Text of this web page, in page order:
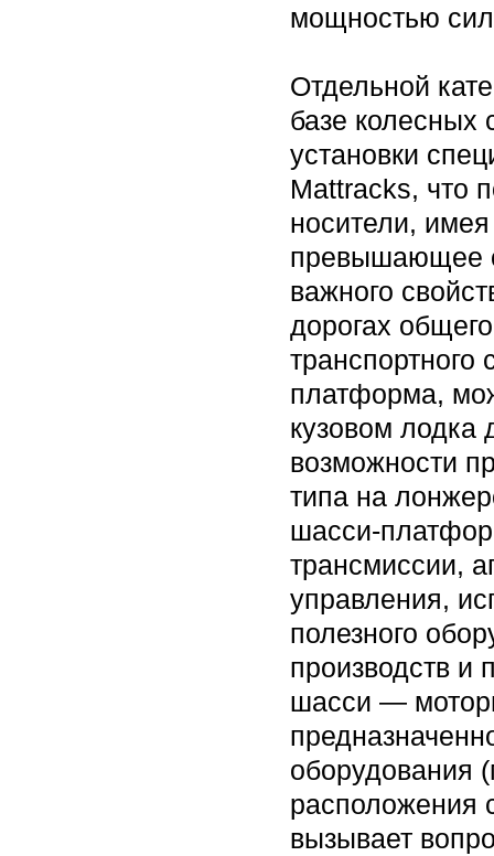
мощностью
Отдельной
базе колесных
установки
Mattracks, что
носители,
превышающее
важного
дорогах
транспортного
платформа,
кузовом лодка
возможности
типа на
шасси-
трансмиссии,
управления,
полезного
производств и
шасси —
оборудования
расположения
вызывает